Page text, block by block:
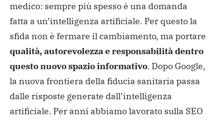
medico: sempre più spesso è una domanda
fatta a un’intelligenza artificiale. Per questo la
sfida non è fermare il cambiamento, ma portare
qualità, autorevolezza e responsabilità dentro
questo nuovo spazio informativo. Dopo Google,
la nuova frontiera della fiducia sanitaria passa
dalle risposte generate dall’intelligenza
artificiale. Per anni abbiamo lavorato sulla SEO